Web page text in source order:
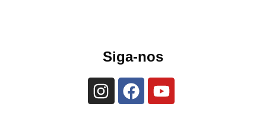
Siga-nos